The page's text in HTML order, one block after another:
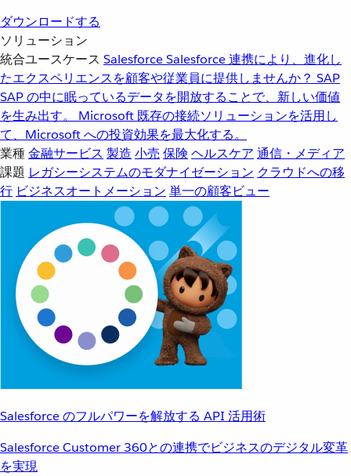
ダウンロードする
ソリューション
統合ユースケース SalesforceSalesforce 連携により、進化し
たエクスペリエンスを顧客や従業員に提供しませんか？ SAP
SAP の中に眠っているデータを開放することで、新しい価値
を生み出す。
Microsoft 既存の接続ソリューションを活用し
て、Microsoft への投資効果を最大化する。
業種金融サービス 製造 小売 保険 ヘルスケア 通信・メディア
課題 レガシーシステムのモダナイゼーション クラウドへの移
行 ビジネスオートメーション 単一の顧客ビュー
Salesforce のフルパワーを解放する API 活用術
Salesforce Customer 360との連携でビジネスのデジタル変革
を実現